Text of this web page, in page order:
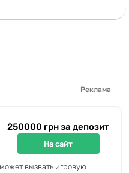
Реклама
250000 грн за депозит
На сайт
вызвать игровую